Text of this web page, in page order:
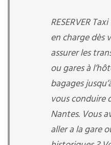
RESERVER
en charge dès
assurer les
ou gares à
bagages
vous conduire
Nantes. Vous
aller a la gare